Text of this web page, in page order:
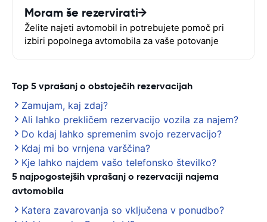
Moram še rezervirati
Želite najeti avtomobil in potrebujete pomoč pri
izbiri popolnega avtomobila za vaše potovanje
Top 5 vprašanj o obstoječih rezervacijah
Zamujam, kaj zdaj?
Ali lahko prekličem rezervacijo vozila za najem?
Do kdaj lahko spremenim svojo rezervacijo?
Kdaj mi bo vrnjena varščina?
Kje lahko najdem vašo telefonsko številko?
5 najpogostejših vprašanj o rezervaciji najema
avtomobila
Katera zavarovanja so vključena v ponudbo?